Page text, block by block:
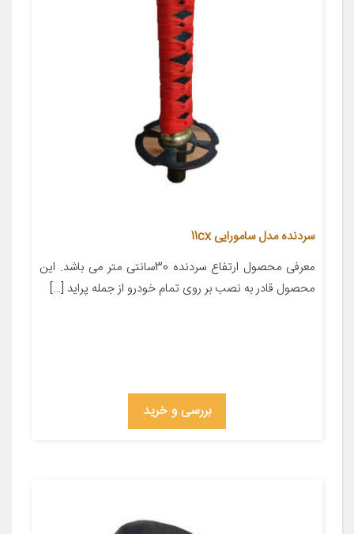
سردنده مدل سامورایی 11cx
معرفی محصول ارتفاع سردنده 30سانتی متر می باشد. این
محصول قادر به نصب بر روی تمام خودرو از جمله پراید […]
بررسی و خرید